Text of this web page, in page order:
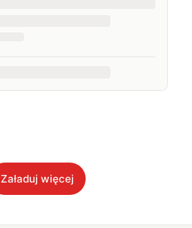
Załaduj więcej